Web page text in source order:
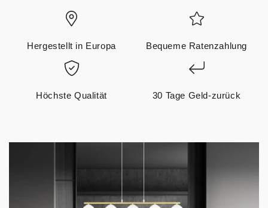
Hergestellt in Europa Bequeme Ratenzahlung
Höchste Qualität 30 Tage Geld-zurück